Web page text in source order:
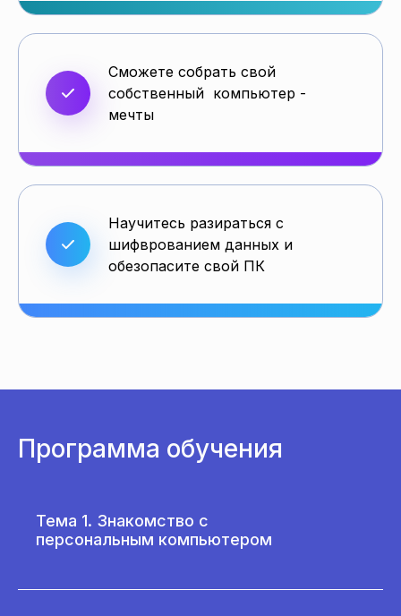
Сможете собрать свой
собственный компьютер -
мечты
Научитесь разираться с
шифврованием данных и
обезопасите свой ПК
Программа обучения
Тема 1. Знакомство с
персональным компьютером